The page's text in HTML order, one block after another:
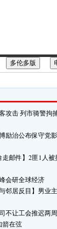
多伦多版
攻击 列市骑警拘
励治公布保守党
走邮件】2匪1人被
会研全球经济
邻居反目】男业
不让工会推迟两
箭在弦